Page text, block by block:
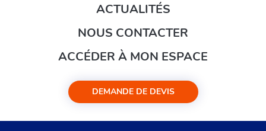
ACTUALITÉS
NOUS CONTACTER
ACCÉDER À MON ESPACE
DEMANDE DE DEVIS